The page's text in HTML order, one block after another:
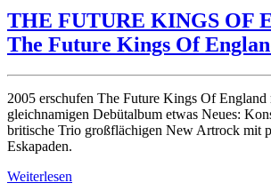
THE FUTURE KINGS OF
The Future Kings Of
2005 erschufen The Future Kings Of England
gleichnamigen Debütalbum etwas Neues:
britische Trio großflächigen New Artrock mit
Eskapaden.
Weiterlesen